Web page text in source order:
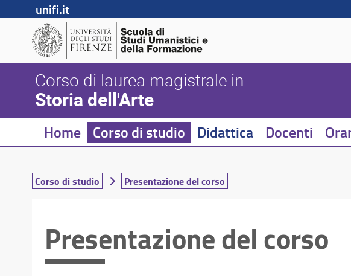
unifi.it
Corso di laurea magistrale in
Storia dell'Arte
Home Corso di studio Didattica Docenti
Corso di studio Presentazione del corso
Presentazione del corso